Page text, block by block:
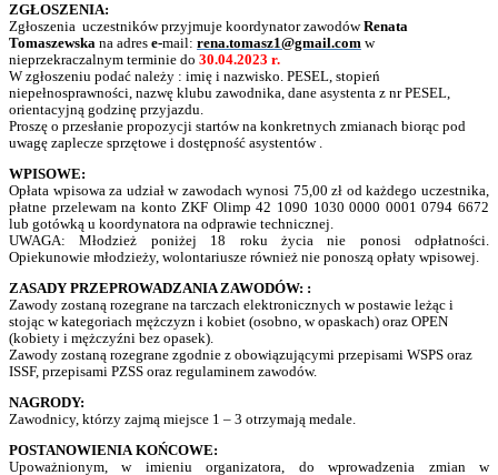
ZGŁOSZENIA:
Zgłoszenia uczestników przyjmuje koordynator zawodówRenata
Tomaszewska na adres e-mail: rena.tomasz1@gmail.com w
nieprzekraczalnym terminie do 30.04.2023 r.
W zgłoszeniu podać należy : imię i nazwisko. PESEL, stopień
niepełnosprawności, nazwę klubu zawodnika, dane asystenta z nr PESEL,
orientacyjną godzinę przyjazdu.
Proszę o przesłanie propozycji startów na konkretnych zmianach biorąc pod
uwagę zaplecze sprzętowe i dostępność asystentów .
WPISOWE:
Opłata wpisowa za udział w zawodach wynosi 75,00 zł od każdego uczestnika,
płatne przelewam na konto ZKF Olimp 42 1090 1030 0000 0001 0794 6672
lub gotówką u koordynatora na odprawie technicznej.
UWAGA: Młodzież poniżej 18 roku życia nie ponosi odpłatności.
Opiekunowie młodzieży, wolontariusze również nie ponoszą opłaty wpisowej.
ZASADY PRZEPROWADZANIA ZAWODÓW: :
Zawody zostaną rozegrane na tarczach elektronicznych w postawie leżąc i
stojąc w kategoriach mężczyzn i kobiet (osobno, w opaskach) oraz OPEN
(kobiety i mężczyźni bez opasek).
Zawody zostaną rozegrane zgodnie z obowiązującymi przepisami WSPS oraz
ISSF, przepisami PZSS oraz regulaminem zawodów.
NAGRODY:
Zawodnicy, którzy zajmą miejsce 1 – 3 otrzymają medale.
POSTANOWIENIA KOŃCOWE:
Upoważnionym, w imieniu organizatora, do wprowadzenia zmian w